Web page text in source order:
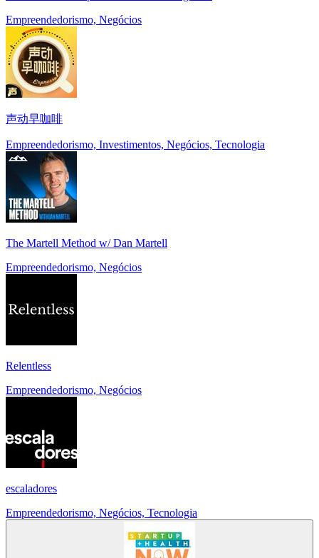
Empreendedorismo, Negócios
声动早咖啡
Empreendedorismo, Investimentos, Negócios, Tecnologia
The Martell Method w/ Dan Martell
Empreendedorismo, Negócios
Relentless
Empreendedorismo, Negócios
escaladores
Empreendedorismo, Negócios, Tecnologia